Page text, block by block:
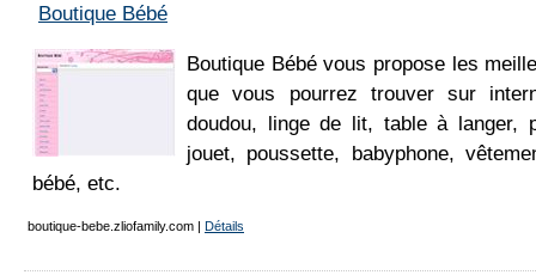
Boutique Bébé
Boutique Bébé vous propose les
que vous pourrez trouver sur
doudou, linge de lit, table à langer,
jouet, poussette, babyphone,
bébé, etc.
boutique-bebe.zliofamily.com | Détails